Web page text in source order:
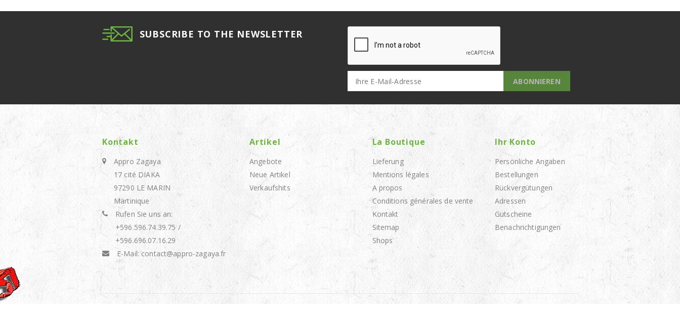
SUBSCRIBE TO THE NEWSLETTER
Kontakt
Appro Zagaya
17 cité DIAKA
97290 LE MARIN
Martinique
Rufen Sie uns an:
+596.596.74.39.75 /
+596.696.07.16.29
E-Mail:contact@appro-zagaya.fr
Artikel
Angebote
Neue Artikel
Verkaufshits
La Boutique
Lieferung
Mentions légales
A propos
Conditions générales de vente
Kontakt
Sitemap
Shops
Ihr Konto
Persönliche Angaben
Bestellungen
Rückvergütungen
Adressen
Gutscheine
Benachrichtigungen